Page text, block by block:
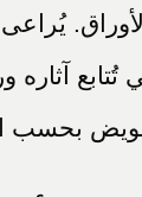
تُتابع آثاره
بحسب